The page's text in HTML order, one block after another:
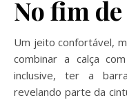
No fim
Um jeito confortável,
combinar a calça
inclusive, ter a
revelando parte da